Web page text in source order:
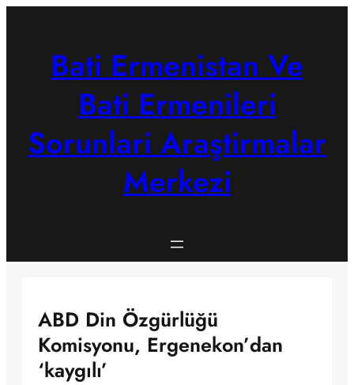
Bati Ermenistan Ve
Bati Ermenileri
Sorunlari Araştirmalar
Merkezi
ABD Din Özgürlüğü
Komisyonu, Ergenekon’dan
‘kaygılı’